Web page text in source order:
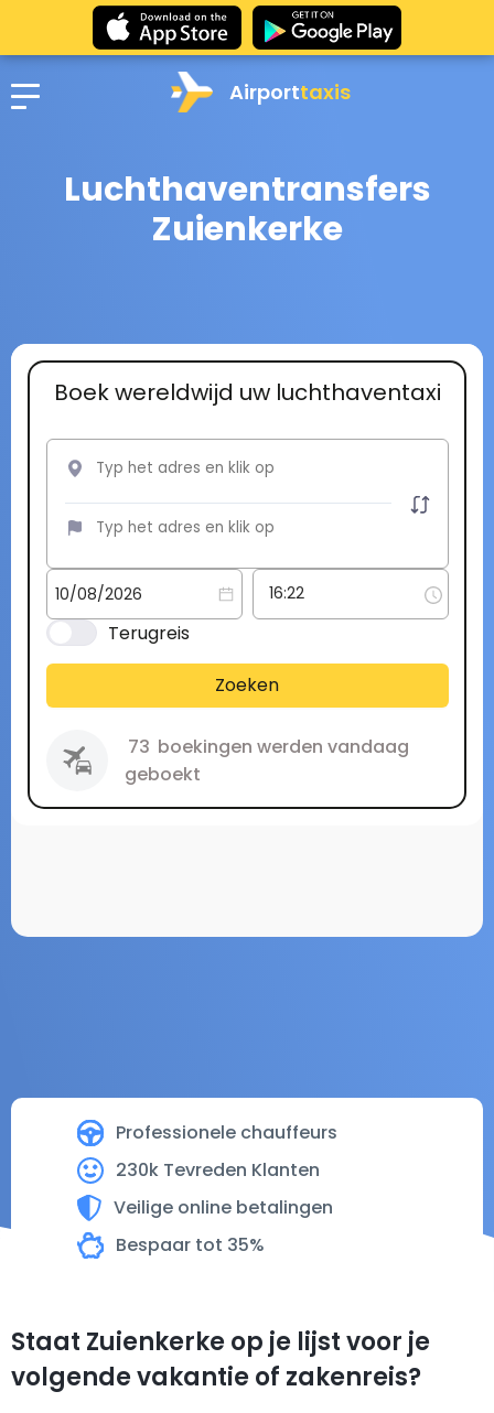
Airporttaxis
Luchthaventransfers
Zuienkerke
Professionele chauffeurs
230k Tevreden Klanten
Veilige online betalingen
Bespaar tot 35%
Boek wereldwijd uw luchthaventaxi
Terugreis
Zoeken
73 boekingen werden vandaag
geboekt
Staat Zuienkerke op je lijst voor je
volgende vakantie of zakenreis?